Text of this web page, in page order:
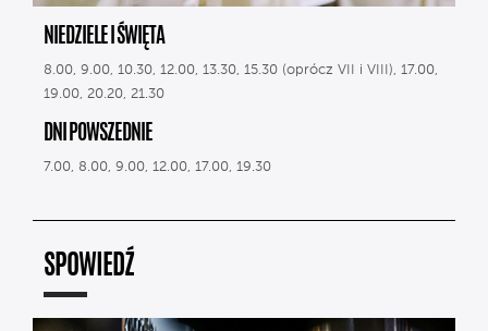
NIEDZIELE I ŚWIĘTA
8.00, 9.00, 10.30, 12.00, 13.30, 15.30 (oprócz VII i VIII), 17.00,
19.00, 20.20, 21.30
DNI POWSZEDNIE
7.00, 8.00, 9.00, 12.00, 17.00, 19.30
SPOWIEDŹ